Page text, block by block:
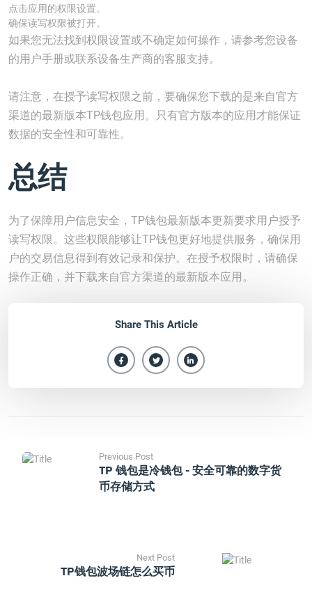
点击应用的权限设置。
确保读写权限被打开。
如果您无法找到权限设置或不确定如何操作，请参考您设备
的用户手册或联系设备生产商的客服支持。
请注意，在授予读写权限之前，要确保您下载的是来自官方
渠道的最新版本TP钱包应用。只有官方版本的应用才能保证
数据的安全性和可靠性。
总结
为了保障用户信息安全，TP钱包最新版本更新要求用户授予
读写权限。这些权限能够让TP钱包更好地提供服务，确保用
户的交易信息得到有效记录和保护。在授予权限时，请确保
操作正确，并下载来自官方渠道的最新版本应用。
Share This Article
Previous Post
TP 钱包是冷钱包 - 安全可靠的数字货
币存储方式
Next Post
TP钱包波场链怎么买币